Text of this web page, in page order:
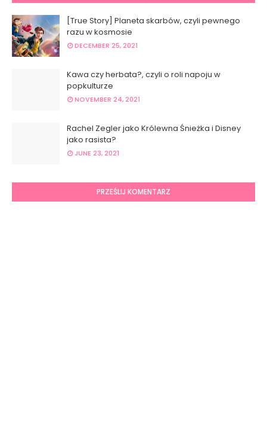
[True Story] Planeta skarbów, czyli pewnego
razu w kosmosie
DECEMBER 25, 2021
Kawa czy herbata?, czyli o roli napoju w
popkulturze
NOVEMBER 24, 2021
Rachel Zegler jako Królewna Śnieżka i Disney
jako rasista?
JUNE 23, 2021
PRZEŚLIJ KOMENTARZ